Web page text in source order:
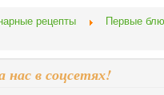
рецепты
Первые
нас в соцсетях!